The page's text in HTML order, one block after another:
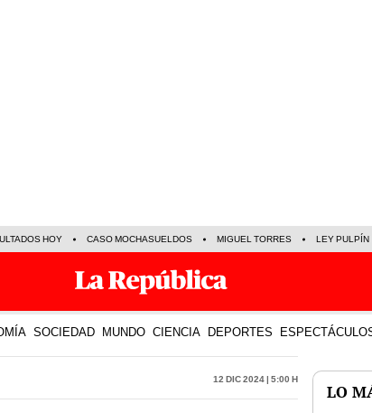
HOY CASO MOCHASUELDOS MIGUEL TORRES LEY PULPÍN
SOCIEDAD MUNDO CIENCIA DEPORTES
12 Dic 2024 | 5:00 h
LO